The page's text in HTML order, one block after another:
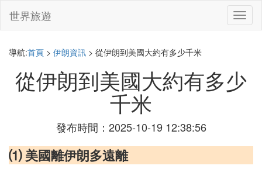
切
換
世界旅遊
導航:首頁 > 伊朗資訊 > 從伊朗到美國大約有多少千米
從伊朗到美國大約有多少
千米
發布時間：2025-10-19 12:38:56
⑴ 美國離伊朗多遠離